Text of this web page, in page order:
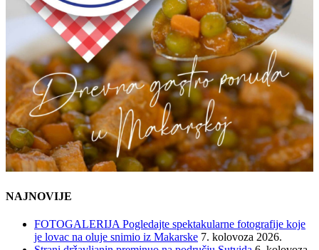
NAJNOVIJE
FOTOGALERIJA Pogledajte spektakularne fotografije koje
je lovac na oluje snimio iz Makarske 7. kolovoza 2026.